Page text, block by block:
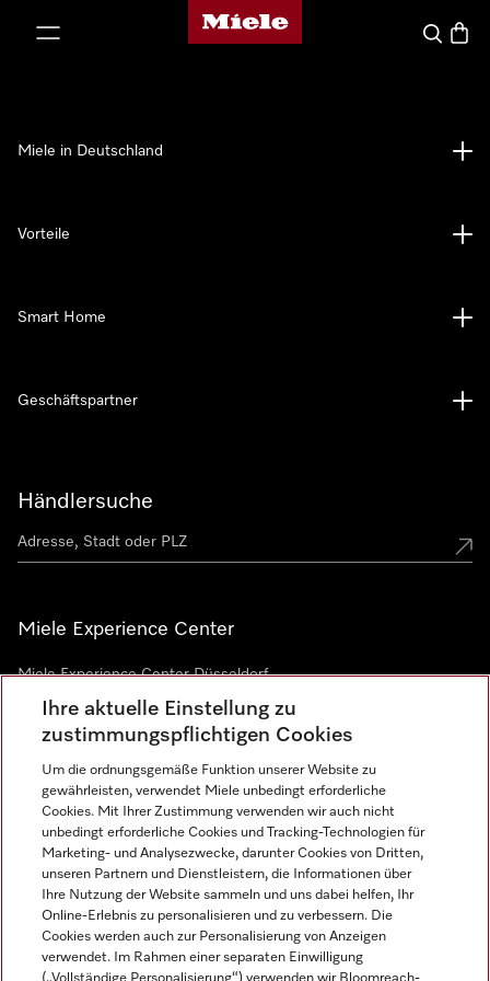
Miele-Homepage
Suche
Händlersuche
Miele Experience Center
Miele Experience Center Düsseldorf
Miele Experience Center Gütersloh
Newsletter
Miele in Deutschland
Vorteile
Smart Home
Geschäftspartner
Ihre aktuelle Einstellung zu
zustimmungspflichtigen Cookies
Um die ordnungsgemäße Funktion unserer Website zu
gewährleisten, verwendet Miele unbedingt erforderliche
Cookies. Mit Ihrer Zustimmung verwenden wir auch nicht
unbedingt erforderliche Cookies und Tracking-Technologien für
Marketing- und Analysezwecke, darunter Cookies von Dritten,
unseren Partnern und Dienstleistern, die Informationen über
Ihre Nutzung der Website sammeln und uns dabei helfen, Ihr
Online-Erlebnis zu personalisieren und zu verbessern. Die
Cookies werden auch zur Personalisierung von Anzeigen
verwendet. Im Rahmen einer separaten Einwilligung